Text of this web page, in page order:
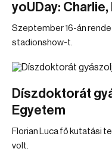
yoUDay:
Szeptember 16-án
stadionshow-t.
Díszdoktorát
Egyetem
Florian Luca fő kutatási
volt.